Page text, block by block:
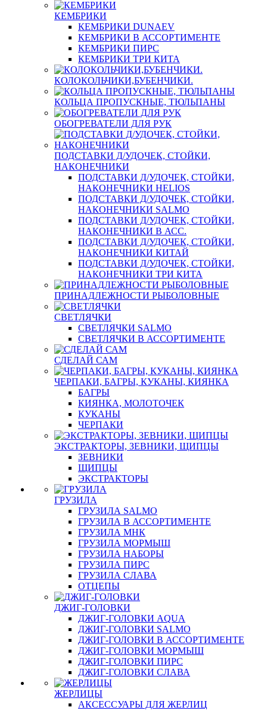
КЕМБРИКИ
КЕМБРИКИ DUNAEV
КЕМБРИКИ В АССОРТИМЕНТЕ
КЕМБРИКИ ПИРС
КЕМБРИКИ ТРИ КИТА
КОЛОКОЛЬЧИКИ,БУБЕНЧИКИ.
КОЛЬЦА ПРОПУСКНЫЕ, ТЮЛЬПАНЫ
ОБОГРЕВАТЕЛИ ДЛЯ РУК
ПОДСТАВКИ Д/УДОЧЕК, СТОЙКИ,
НАКОНЕЧНИКИ
ПОДСТАВКИ Д/УДОЧЕК, СТОЙКИ,
НАКОНЕЧНИКИ HELIOS
ПОДСТАВКИ Д/УДОЧЕК, СТОЙКИ,
НАКОНЕЧНИКИ SALMO
ПОДСТАВКИ Д/УДОЧЕК, СТОЙКИ,
НАКОНЕЧНИКИ В АСС.
ПОДСТАВКИ Д/УДОЧЕК, СТОЙКИ,
НАКОНЕЧНИКИ КИТАЙ
ПОДСТАВКИ Д/УДОЧЕК, СТОЙКИ,
НАКОНЕЧНИКИ ТРИ КИТА
ПРИНАДЛЕЖНОСТИ РЫБОЛОВНЫЕ
СВЕТЛЯЧКИ
СВЕТЛЯЧКИ SALMO
СВЕТЛЯЧКИ В АССОРТИМЕНТЕ
СДЕЛАЙ САМ
ЧЕРПАКИ, БАГРЫ, КУКАНЫ, КИЯНКА
БАГРЫ
КИЯНКА, МОЛОТОЧЕК
КУКАНЫ
ЧЕРПАКИ
ЭКСТРАКТОРЫ, ЗЕВНИКИ, ЩИПЦЫ
ЗЕВНИКИ
ЩИПЦЫ
ЭКСТРАКТОРЫ
ГРУЗИЛА
ГРУЗИЛА SALMO
ГРУЗИЛА В АССОРТИМЕНТЕ
ГРУЗИЛА МНК
ГРУЗИЛА МОРМЫШ
ГРУЗИЛА НАБОРЫ
ГРУЗИЛА ПИРС
ГРУЗИЛА СЛАВА
ОТЦЕПЫ
ДЖИГ-ГОЛОВКИ
ДЖИГ-ГОЛОВКИ AQUA
ДЖИГ-ГОЛОВКИ SALMO
ДЖИГ-ГОЛОВКИ В АССОРТИМЕНТЕ
ДЖИГ-ГОЛОВКИ МОРМЫШ
ДЖИГ-ГОЛОВКИ ПИРС
ДЖИГ-ГОЛОВКИ СЛАВА
ЖЕРЛИЦЫ
АКСЕССУАРЫ ДЛЯ ЖЕРЛИЦ